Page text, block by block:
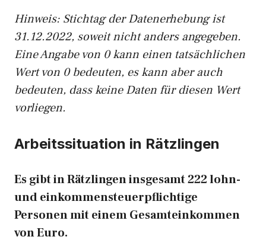
Hinweis: Stichtag der Datenerhebung ist
31.12.2022, soweit nicht anders angegeben.
Eine Angabe von 0 kann einen tatsächlichen
Wert von 0 bedeuten, es kann aber auch
bedeuten, dass keine Daten für diesen Wert
vorliegen.
Arbeitssituation in Rätzlingen
Es gibt in Rätzlingen insgesamt 222 lohn-
und einkommensteuerpflichtige
Personen mit einem Gesamteinkommen
von Euro.